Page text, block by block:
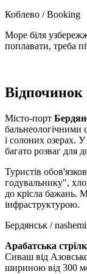
Коблево / Booking
Море біля
поплавати, треба
Відпочинок
Місто-порт
бальнеологічними
і солоних озерах.
багато розваг для
Туристів
годувальнику",
до крісла бажань.
інфраструктурою.
Бердянськ /
Арабатська
Сиваш від
шириною від 300